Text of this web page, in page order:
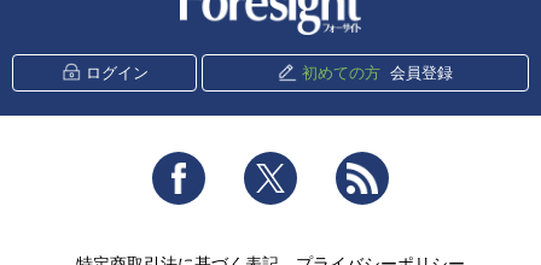
ログイン 初めての方 会員登録
Facebook Twitter